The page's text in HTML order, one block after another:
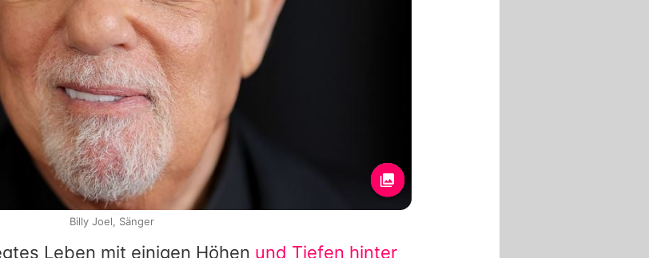
Leben mit einigen Höhen und Tiefen hinter
Billy Joel, Sänger